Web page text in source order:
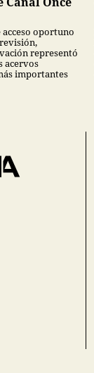
oportuno
representó
acervos
importantes